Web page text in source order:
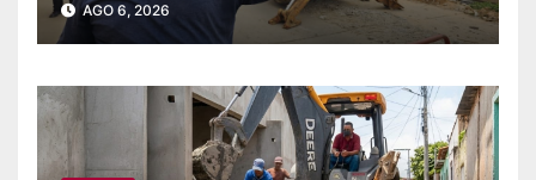
AGO 6, 2026